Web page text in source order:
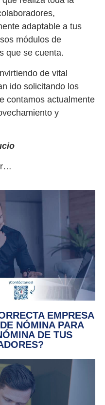
adaptable a tus
módulos de
que se cuenta.
de vital
ido solicitando los
contamos actualmente
y
EMPRESA
NÓMINA PARA
DE TUS